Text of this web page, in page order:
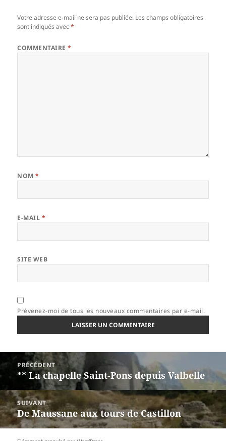
Votre adresse e-mail ne sera pas publiée. Les champs obligatoires
sont indiqués avec*
COMMENTAIRE*
NOM*
E-MAIL *
SITE WEB
Prévenez-moi de tous les nouveaux commentaires par e-mail.
Navigation
de
l’article
PRÉCÉDENT
Article
précédent :
** La chapelle Saint-Pons depuis Valbelle
SUIVANT
Article
suivant :
De Maussane aux tours de Castillon